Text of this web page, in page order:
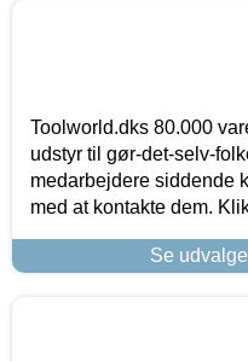
Toolworld.dks 80.000
udstyr til gør-det-selv-
medarbejdere siddende
med at kontakte dem.
Se